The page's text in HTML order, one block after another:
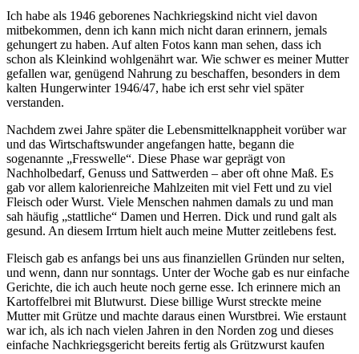
Ich habe als 1946 geborenes Nachkriegskind nicht viel davon
mitbekommen, denn ich kann mich nicht daran erinnern, jemals
gehungert zu haben. Auf alten Fotos kann man sehen, dass ich
schon als Kleinkind wohlgenährt war. Wie schwer es meiner Mutter
gefallen war, genügend Nahrung zu beschaffen, besonders in dem
kalten Hungerwinter 1946/47, habe ich erst sehr viel später
verstanden.
Nachdem zwei Jahre später die Lebensmittelknappheit vorüber war
und das Wirtschaftswunder angefangen hatte, begann die
sogenannte
Fresswelle . Diese Phase war geprägt von
Nachholbedarf, Genuss und Sattwerden – aber oft ohne Maß. Es
gab vor allem kalorienreiche Mahlzeiten mit viel Fett und zu viel
Fleisch oder Wurst. Viele Menschen nahmen damals zu und man
sah häufig
stattliche
Damen und Herren. Dick und rund galt als
gesund. An diesem Irrtum hielt auch meine Mutter zeitlebens fest.
Fleisch gab es anfangs bei uns aus finanziellen Gründen nur selten,
und wenn, dann nur sonntags. Unter der Woche gab es nur einfache
Gerichte, die ich auch heute noch gerne esse. Ich erinnere mich an
Kartoffelbrei mit Blutwurst. Diese billige Wurst streckte meine
Mutter mit Grütze und machte daraus einen Wurstbrei. Wie erstaunt
war ich, als ich nach vielen Jahren in den Norden zog und dieses
einfache Nachkriegsgericht bereits fertig als Grützwurst kaufen